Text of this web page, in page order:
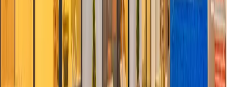
+90(242) 844-3312
+90(541) 844-3312
info@tatilvillasi.com.tr